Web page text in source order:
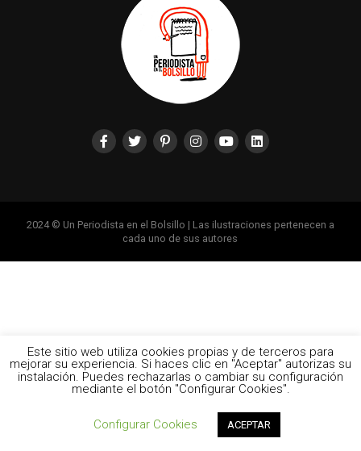
2024 © Un Periodista en el Bolsillo | Las ilustraciones pertenecen a
cada uno de sus autores
Este sitio web utiliza cookies propias y de terceros para
mejorar su experiencia. Si haces clic en "Aceptar" autorizas su
instalación. Puedes rechazarlas o cambiar su configuración
mediante el botón "Configurar Cookies".
Configurar Cookies ACEPTAR